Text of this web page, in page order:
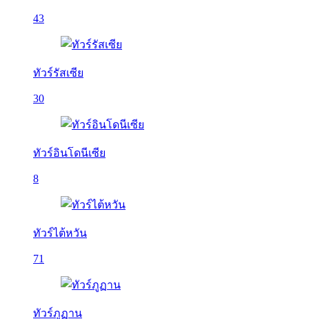
43
ทัวร์รัสเซีย
30
ทัวร์อินโดนีเซีย
8
ทัวร์ไต้หวัน
71
ทัวร์ภูฏาน